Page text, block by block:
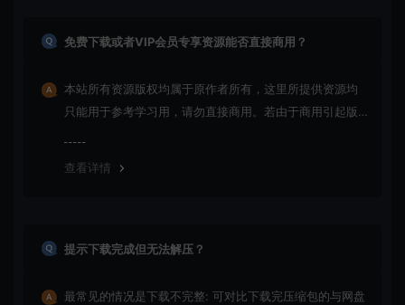
免费下载或者VIP会员专享资源能否直接商用？
本站所有资源版权均属于原作者所有，这里所提供资源均
只能用于参考学习用，请勿直接商用。若由于商用引起版
查看详情
提示下载完成但无法解压？
最常见的情况是下载不完整: 可对比下载完压缩包的与网盘